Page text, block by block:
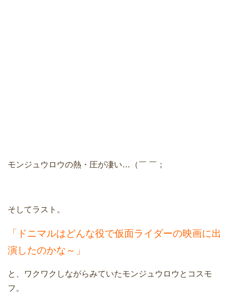
モンジュウロウの熱・圧が凄い…（￣ ￣；
そしてラスト。
「ドニマルはどんな役で仮面ライダーの映画に出
演したのかな～」
と、ワクワクしながらみていたモンジュウロウとコスモ
フ。